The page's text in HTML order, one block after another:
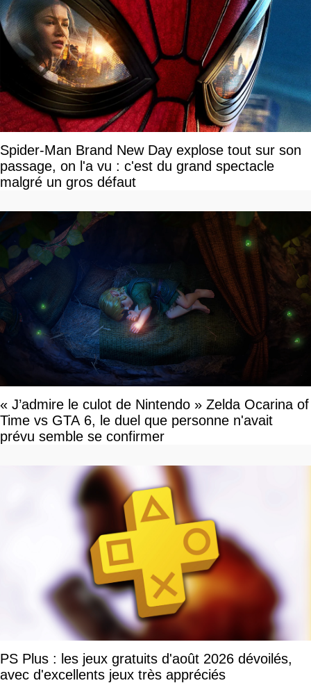
Spider-Man Brand New Day explose tout sur son
passage, on l'a vu : c'est du grand spectacle
malgré un gros défaut
« J’admire le culot de Nintendo » Zelda Ocarina of
Time vs GTA 6, le duel que personne n'avait
prévu semble se confirmer
PS Plus : les jeux gratuits d'août 2026 dévoilés,
avec d'excellents jeux très appréciés